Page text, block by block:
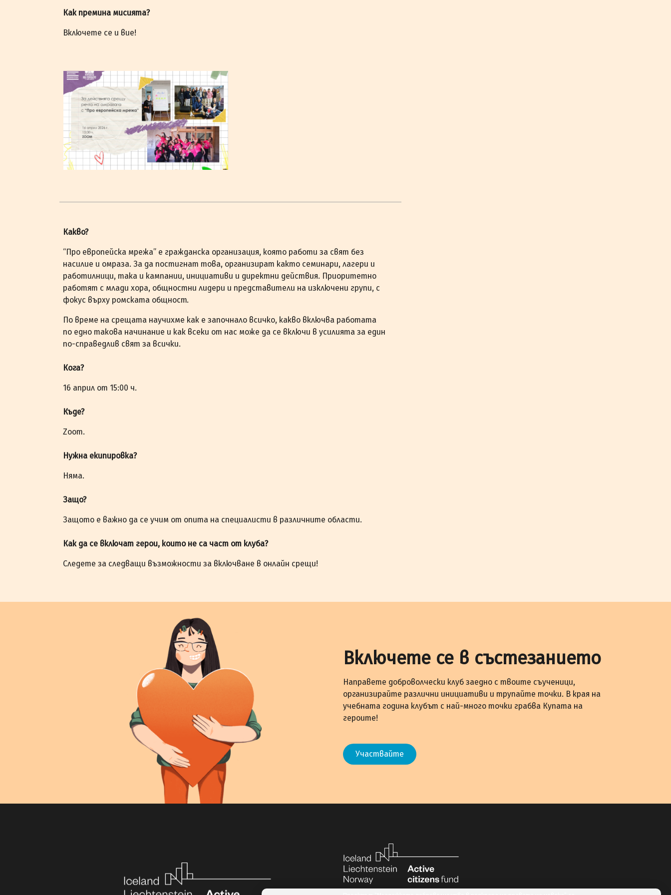
Как премина мисията?
Включете се и вие!
Какво?
“Про европейска мрежа” е гражданска организация, която работи за свят без
насилие и омраза. За да постигнат това, организират както семинари, лагери и
работилници, така и кампании, инициативи и директни действия. Приоритетно
работят с млади хора, общностни лидери и представители на изключени групи, с
фокус върху ромската общност.
По време на срещата научихме как е започнало всичко, какво включва работата
по едно такова начинание и как всеки от нас може да се включи в усилията за един
по-справедлив свят за всички.
Кога?
16 април от 15:00 ч.
Къде?
Zoom.
Нужна екипировка?
Няма.
Защо?
Защото е важно да се учим от опита на специалисти в различните области.
Как да се включат герои, които не са част от клуба?
Следете за следващи възможности за включване в онлайн срещи!
Включете се в състезанието
Направете доброволчески клуб заедно с твоите съученици,
организирайте различни инициативи и трупайте точки. В края на
учебната година клубът с най-много точки грабва Купата на
героите!
Участвайте